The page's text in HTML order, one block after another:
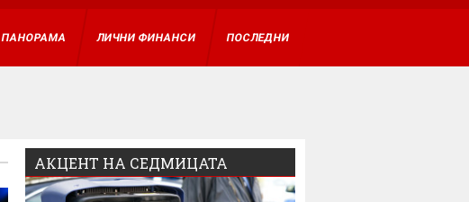
ПАНОРАМА ЛИЧНИ ФИНАНСИ ПОСЛЕДНИ
АКЦЕНТ НА СЕДМИЦАТА